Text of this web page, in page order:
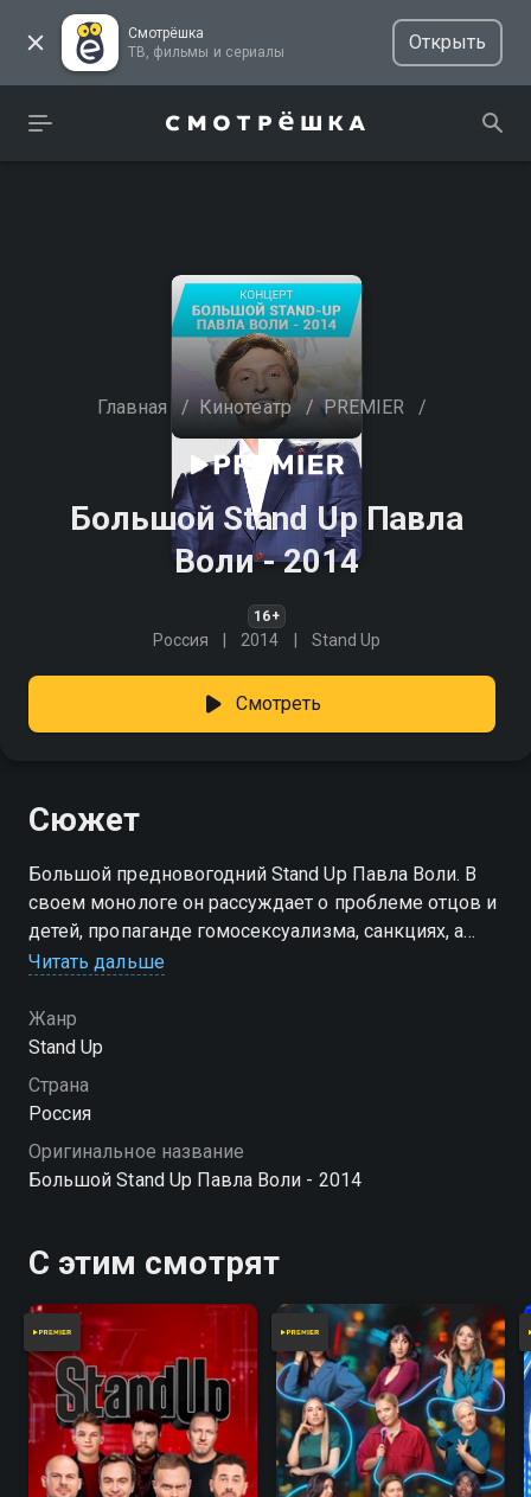
Смотрёшка
ТВ, фильмы и сериалы
Открыть
Главная / Кинотеатр / PREMIER /
Большой Stand Up Павла
Воли - 2014
16+
Россия 2014 Stand Up
Смотреть
Сюжет
Большой предновогодний Stand Up Павла Воли. В
своем монологе он рассуждает о проблеме отцов и
детей, пропаганде гомосексуализма, санкциях, а
также делится мнением о запрете курения в
Читать дальше
Жанр
Stand Up
Страна
Россия
Оригинальное название
Большой Stand Up Павла Воли - 2014
С этим смотрят